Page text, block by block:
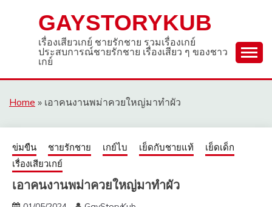
GAYSTORYKUB
เรื่องเสียวเกย์ ชายรักชาย รวมเรื่องเกย์
ประสบการณ์ชายรักชาย เรื่องเสียว ๆ ของชาว
เกย์
Home » เอาคนงานพม่าควยใหญ่มาทำผัว
ข่มขืน ชายรักชาย เกย์ไบ เย็ดกับชายแท้
เย็ดเด็ก
เรื่องเสียวเกย์
เอาคนงานพม่าควยใหญ่มาทำผัว